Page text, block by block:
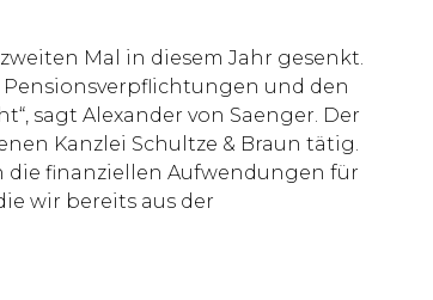
Mal in diesem Jahr gesenkt.
und den
sagt Alexander von Saenger. Der
Kanzlei Schultze & Braun tätig.
die finanziellen Aufwendungen für
wir bereits aus der